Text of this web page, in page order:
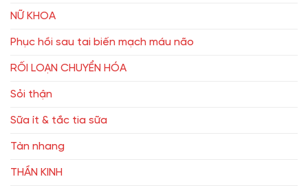
NỮ KHOA
Phục hồi sau tai biến mạch máu não
RỐI LOẠN CHUYỂN HÓA
Sỏi thận
Sữa ít & tắc tia sữa
Tàn nhang
THẦN KINH